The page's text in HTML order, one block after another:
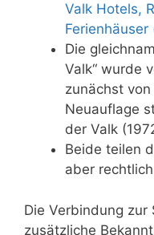
Valk Hotels,
Die
Valk“ wurde
zunächst
Neuauflage
der Valk
Beide teilen
aber
Die Verbindung
zusätzliche